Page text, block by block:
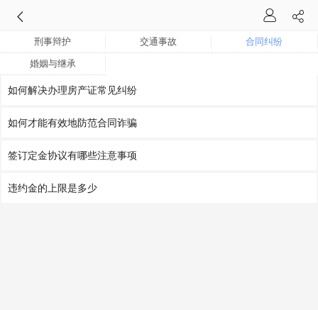
刑事辩护 交通事故 合同纠纷
婚姻与继承
如何解决办理房产证常见纠纷
如何才能有效地防范合同诈骗
签订定金协议有哪些注意事项
违约金的上限是多少